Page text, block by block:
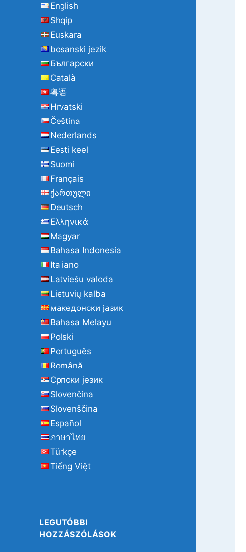
e
:
English
Shqip
Euskara
bosanski jezik
Български
Català
粤语
Hrvatski
Čeština
Nederlands
Eesti keel
Suomi
Français
ქართული
Deutsch
Ελληνικά
Magyar
Bahasa Indonesia
Italiano
Latviešu valoda
Lietuvių kalba
македонски јазик
Bahasa Melayu
Polski
Português
Română
Cрпски језик
Slovenčina
Slovenščina
Español
ภาษาไทย
Türkçe
Tiếng Việt
LEGUTÓBBI
HOZZÁSZÓLÁSOK